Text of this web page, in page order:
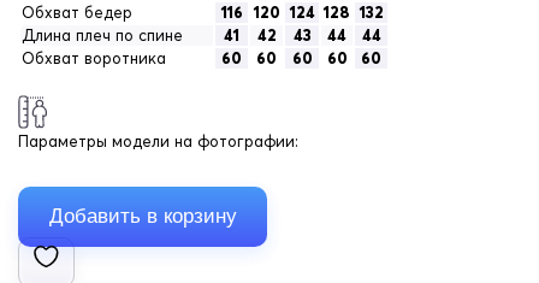
Обхват бедер
116 120 124 128 132
Длина плеч по спине
41 42 43 44
44
Обхват воротника
60 60 60 60 60
Параметры модели на фотографии: